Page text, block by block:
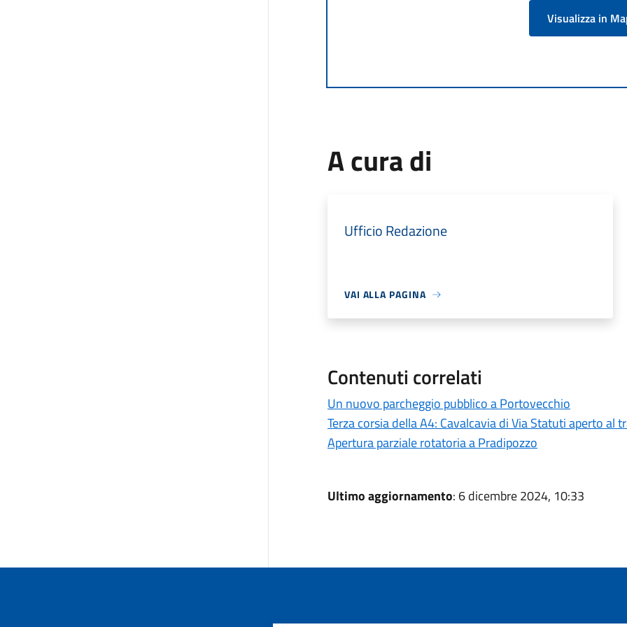
Visualizza in
A cura di
Ufficio Redazione
VAI ALLA PAGINA
Contenuti correlati
Un nuovo parcheggio pubblico a Portovecchio
Terza corsia della A4: Cavalcavia di Via Statuti aperto al
Apertura parziale rotatoria a Pradipozzo
Ultimo aggiornamento: 6 dicembre 2024, 10:33